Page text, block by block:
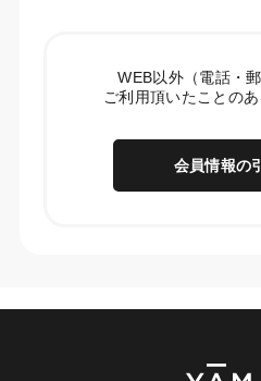
WEB以外（電話・
ご利用頂いたことの
会員情報の